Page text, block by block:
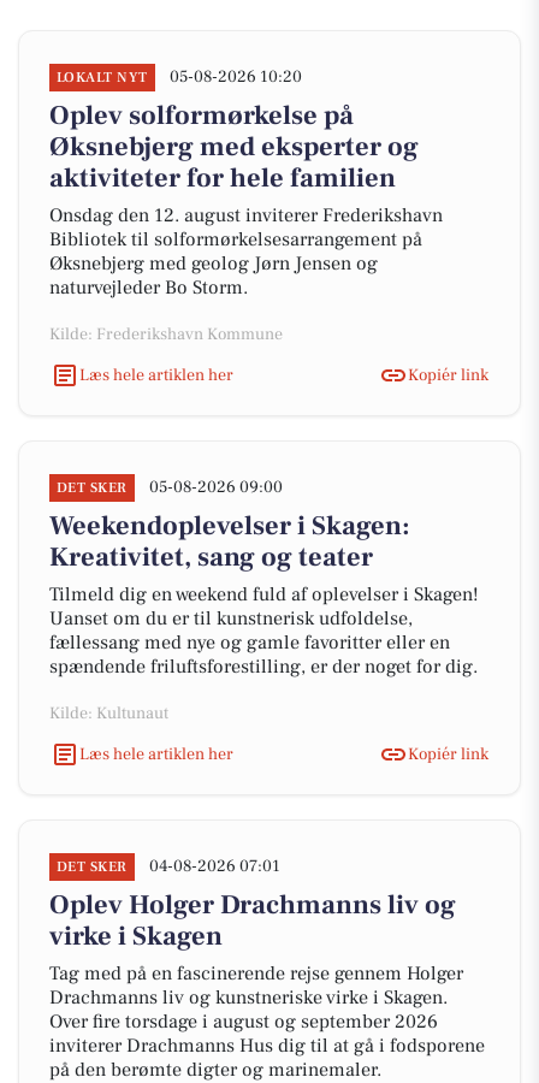
LOKALT NYT 05-08-2026 10:20
Oplev solformørkelse på
Øksnebjerg med eksperter og
aktiviteter for hele familien
Onsdag den 12. august inviterer Frederikshavn
Bibliotek til solformørkelsesarrangement på
Øksnebjerg med geolog Jørn Jensen og
naturvejleder Bo Storm.
Kilde: Frederikshavn Kommune
Læs hele artiklen her
Kopiér link
DET SKER 05-08-2026 09:00
Weekendoplevelser i Skagen:
Kreativitet, sang og teater
Tilmeld dig en weekend fuld af oplevelser i Skagen!
Uanset om du er til kunstnerisk udfoldelse,
fællessang med nye og gamle favoritter eller en
spændende friluftsforestilling, er der noget for dig.
Kilde: Kultunaut
Læs hele artiklen her
Kopiér link
DET SKER 04-08-2026 07:01
Oplev Holger Drachmanns liv og
virke i Skagen
Tag med på en fascinerende rejse gennem Holger
Drachmanns liv og kunstneriske virke i Skagen.
Over fire torsdage i august og september 2026
inviterer Drachmanns Hus dig til at gå i fodsporene
på den berømte digter og marinemaler.